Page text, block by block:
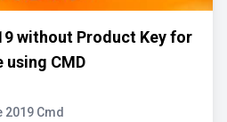
without Product Key for
using CMD
Cmd